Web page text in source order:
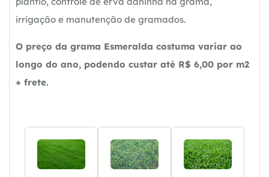
irrigação e manutenção de gramados.
O preço da grama Esmeralda costuma variar ao
longo do ano, podendo custar até R$ 6,00 por m2
+ frete.